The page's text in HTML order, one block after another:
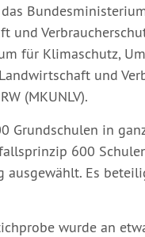
und
für Klimaschutz,
und
(MKUNLV).
Grundschulen in
600
ausgewählt. Es
wurde an